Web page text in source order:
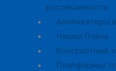
растекаемости
Аппликаторы
Чашка Пэйна
Контрастный
Платформы/